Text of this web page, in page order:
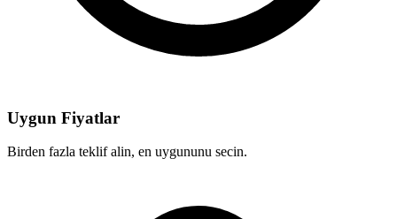
Uygun Fiyatlar
Birden fazla teklif alin, en uygununu secin.